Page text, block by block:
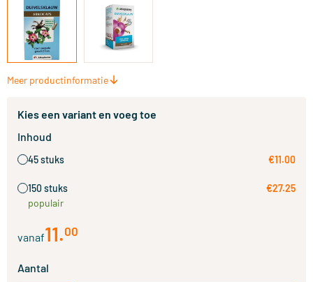
Meer productinformatie
Kies een variant en voeg toe
Inhoud
45 stuks €11.00
150 stuks
populair
€27.25
vanaf11.00
Aantal